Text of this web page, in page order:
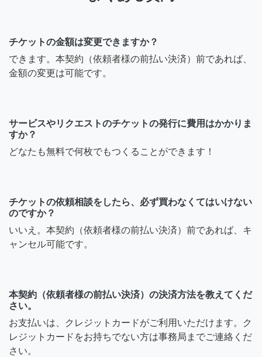
チケットの金額は変更できますか？
できます。本契約（依頼者様の前払い決済）前であれば、
金額の変更は可能です。
サービスやリクエストのチケットの発行に費用はかかりま
すか？
どなたも無料で何枚でもつくることができます！
チケットの依頼相談をしたら、必ず買わなくてはいけない
のですか？
いいえ。本契約（依頼者様の前払い決済）前であれば、キ
ャンセル可能です。
本契約（依頼者様の前払い決済）の決済方法を教えてくだ
さい。
お支払いは、クレジットカードがご利用いただけます。ク
レジットカードをお持ちでない方は事務局までご連絡くだ
さい。